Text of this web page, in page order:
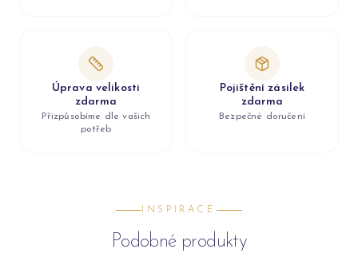
Úprava velikosti
zdarma
Přizpůsobíme dle vašich
potřeb
Pojištění zásilek
zdarma
Bezpečné doručení
INSPIRACE
Podobné produkty